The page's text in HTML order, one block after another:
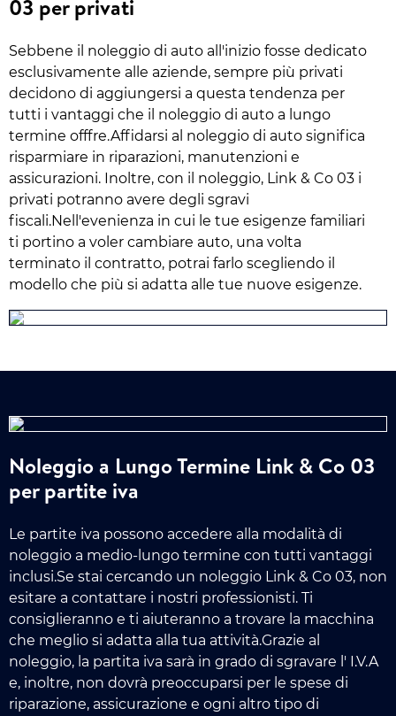
03 per privati
Sebbene il noleggio di auto all'inizio fosse dedicato
esclusivamente alle aziende, sempre più privati
decidono di aggiungersi a questa tendenza per
tutti i vantaggi che il noleggio di auto a lungo
termine offfre.Affidarsi al noleggio di auto significa
risparmiare in riparazioni, manutenzioni e
assicurazioni. Inoltre, con il noleggio, Link & Co 03 i
privati potranno avere degli sgravi
fiscali.Nell'evenienza in cui le tue esigenze familiari
ti portino a voler cambiare auto, una volta
terminato il contratto, potrai farlo scegliendo il
modello che più si adatta alle tue nuove esigenze.
Noleggio a Lungo Termine Link & Co 03
per partite iva
Le partite iva possono accedere alla modalità di
noleggio a medio-lungo termine con tutti vantaggi
inclusi.Se stai cercando un noleggio Link & Co 03, non
esitare a contattare i nostri professionisti. Ti
consiglieranno e ti aiuteranno a trovare la macchina
che meglio si adatta alla tua attività.Grazie al
noleggio, la partita iva sarà in grado di sgravare l' I.V.A
e, inoltre, non dovrà preoccuparsi per le spese di
riparazione, assicurazione e ogni altro tipo di